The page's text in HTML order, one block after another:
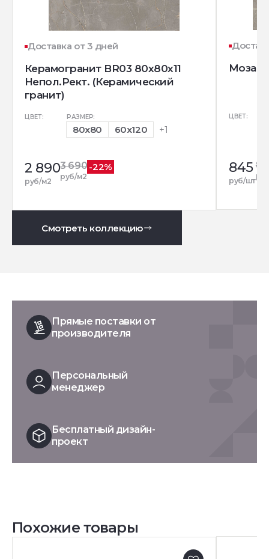
Доставка от 3 дней
Керамогранит BR03 80x80x11
Непол.Рект. (Керамический
гранит)
ЦВЕТ: РАЗМЕР:
80x80 60x120 +1
2 890
руб/м2
3 690
руб/м2
-22%
ЦВЕТ:
845
руб/шт
Смотреть коллекцию
Прямые поставки от
производителя
Персональный
менеджер
Бесплатный дизайн-
проект
Похожие товары